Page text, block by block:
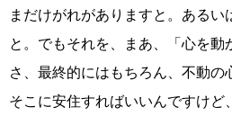
まだけがれがありますと。あるい
と。でもそれを、まあ、「心を動
さ、最終的にはもちろん、不動の
そこに安住すればいいんですけど